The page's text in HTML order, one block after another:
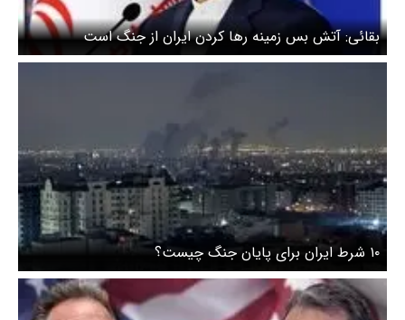
بقائی: آتش بس زمینه رها کردن ایران از جنگ است
۱۰ شرط ایران برای پایان جنگ چیست؟